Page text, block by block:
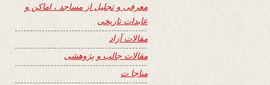
معرفی و تجلیل از مساجد ، اماکن و
عابدات تاریخی
مقالات آزاد
مقالات جالب و پژوهشی
مناجا ت